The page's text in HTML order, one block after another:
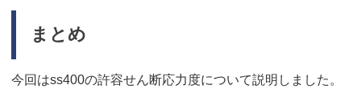
まとめ
今回はss400の許容せん断応力度について説明しました。